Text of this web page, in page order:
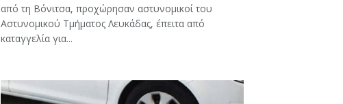
από τη Βόνιτσα, προχώρησαν αστυνομικοί του
Αστυνομικού Τμήματος Λευκάδας, έπειτα από
καταγγελία για...